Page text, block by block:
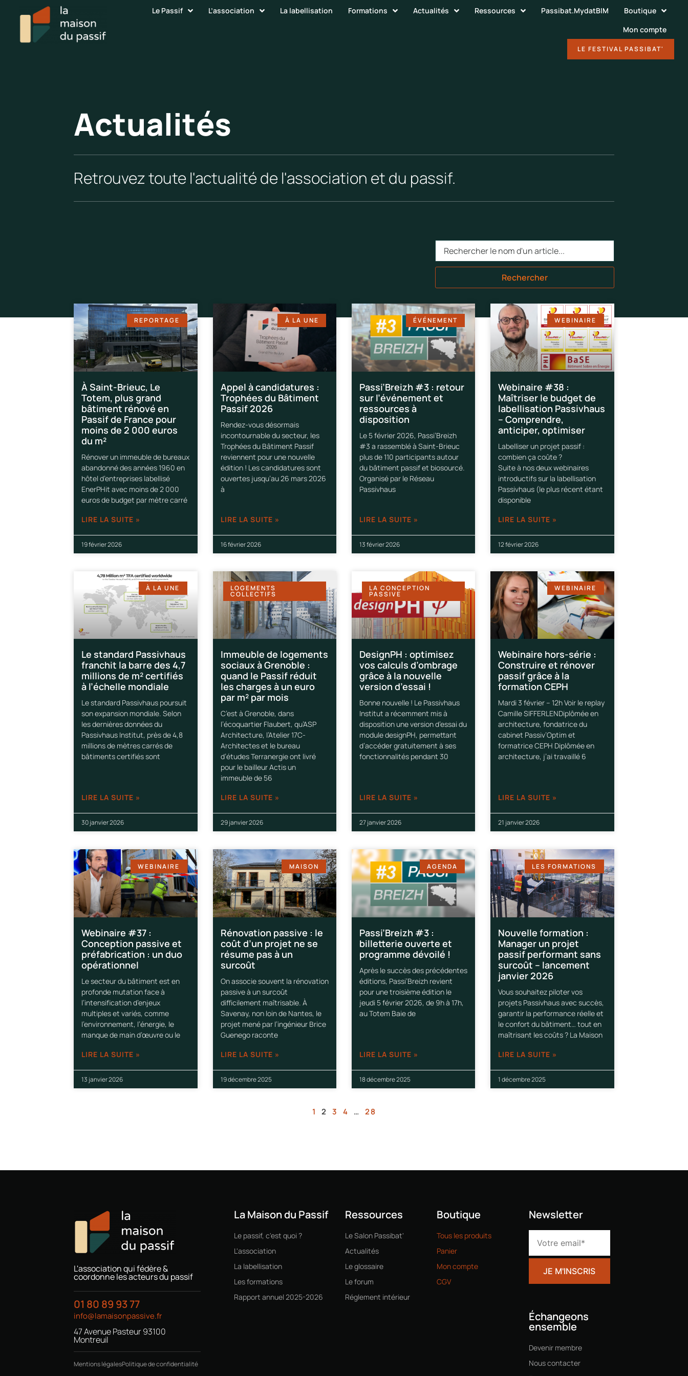
Le Passif L’association La labellisation Formations Actualités Ressources Passibat.MydatBIM
Boutique
Mon compte
LE FESTIVAL PASSIBAT'
Actualités
Retrouvez toute l'actualité de l'association et du passif.
Rechercher
REPORTAGE
À Saint-Brieuc, Le
Totem, plus grand
bâtiment rénové en
Passif de France pour
moins de 2 000 euros
du m²
Rénover un immeuble de bureaux
abandonné des années 1960 en
hôtel d’entreprises labellisé
EnerPHit avec moins de 2 000
euros de budget par mètre carré
LIRE LA SUITE »
19 février 2026
À LA UNE
Appel à candidatures :
Trophées du Bâtiment
Passif 2026
Rendez-vous désormais
incontournable du secteur, les
Trophées du Bâtiment Passif
reviennent pour une nouvelle
édition ! Les candidatures sont
ouvertes jusqu’au 26 mars 2026
à
LIRE LA SUITE »
16 février 2026
ÉVÉNEMENT
Passi’Breizh #3 : retour
sur l’événement et
ressources à
disposition
Le 5 février 2026, Passi’Breizh
#3 a rassemblé à Saint-Brieuc
plus de 110 participants autour
du bâtiment passif et biosourcé.
Organisé par le Réseau
Passivhaus
LIRE LA SUITE »
13 février 2026
WEBINAIRE
Webinaire #38 :
Maîtriser le budget de
labellisation Passivhaus
– Comprendre,
anticiper, optimiser
Labelliser un projet passif :
combien ça coûte ?
Suite à nos deux webinaires
introductifs sur la labellisation
Passivhaus (le plus récent étant
disponible
LIRE LA SUITE »
12 février 2026
À LA UNE
Le standard Passivhaus
franchit la barre des 4,7
millions de m² certifiés
à l’échelle mondiale
Le standard Passivhaus poursuit
son expansion mondiale. Selon
les dernières données du
Passivhaus Institut, près de 4,8
millions de mètres carrés de
bâtiments certifiés sont
LIRE LA SUITE »
30 janvier 2026
LOGEMENTS
COLLECTIFS
Immeuble de logements
sociaux à Grenoble :
quand le Passif réduit
les charges à un euro
par m² par mois
C’est à Grenoble, dans
l’écoquartier Flaubert, qu’ASP
Architecture, l’Atelier 17C-
Architectes et le bureau
d’études Terranergie ont livré
pour le bailleur Actis un
immeuble de 56
LIRE LA SUITE »
29 janvier 2026
LA CONCEPTION
PASSIVE
DesignPH : optimisez
vos calculs d’ombrage
grâce à la nouvelle
version d’essai !
Bonne nouvelle ! Le Passivhaus
Institut a récemment mis à
disposition une version d’essai du
module designPH, permettant
d’accéder gratuitement à ses
fonctionnalités pendant 30
LIRE LA SUITE »
27 janvier 2026
WEBINAIRE
Webinaire hors-série :
Construire et rénover
passif grâce à la
formation CEPH
Mardi 3 février – 12h Voir le replay
Camille SIFFERLENDiplômée en
architecture, fondatrice du
cabinet Passiv’Optim et
formatrice CEPH Diplômée en
architecture, j’ai travaillé 6
LIRE LA SUITE »
21 janvier 2026
WEBINAIRE
Webinaire #37 :
Conception passive et
préfabrication : un duo
opérationnel
Le secteur du bâtiment est en
profonde mutation face à
l’intensification d’enjeux
multiples et variés, comme
l’environnement, l’énergie, le
manque de main d’œuvre ou le
LIRE LA SUITE »
13 janvier 2026
MAISON
Rénovation passive : le
coût d’un projet ne se
résume pas à un
surcoût
On associe souvent la rénovation
passive à un surcoût
difficilement maîtrisable. À
Savenay, non loin de Nantes, le
projet mené par l’ingénieur Brice
Guenego raconte
LIRE LA SUITE »
19 décembre 2025
AGENDA
Passi’Breizh #3 :
billetterie ouverte et
programme dévoilé !
Après le succès des précédentes
éditions, Passi’Breizh revient
pour une troisième édition le
jeudi 5 février 2026, de 9h à 17h,
au Totem Baie de
LIRE LA SUITE »
18 décembre 2025
LES FORMATIONS
Nouvelle formation :
Manager un projet
passif performant sans
surcoût – lancement
janvier 2026
Vous souhaitez piloter vos
projets Passivhaus avec succès,
garantir la performance réelle et
le confort du bâtiment… tout en
maîtrisant les coûts ? La Maison
LIRE LA SUITE »
1 décembre 2025
1 2 3 4 … 28
L'association qui fédère &
coordonne les acteurs du passif
01 80 89 93 77
info@lamaisonpassive.fr
47 Avenue Pasteur 93100
Montreuil
Mentions légalesPolitique de confidentialité
La Maison du Passif
Le passif, c'est quoi ?
L'association
La labellisation
Les formations
Rapport annuel 2025-2026
Ressources
Le Salon Passibat'
Actualités
Le glossaire
Le forum
Réglement intérieur
Boutique
Tous les produits
Panier
Mon compte
CGV
Newsletter
Échangeons
ensemble
Devenir membre
Nous contacter